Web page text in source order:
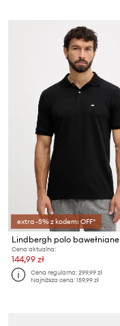
extra -5% z kodem: OFF*
Lindbergh polo bawełniane
Cena aktualna:
144,99 zł
Cena regularna:299,99 zł
Najniższa cena:159,99 zł